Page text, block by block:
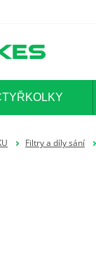
Filtry a díly sání